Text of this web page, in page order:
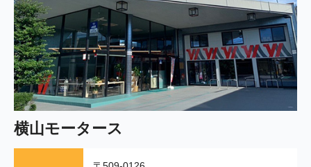
横山モータース